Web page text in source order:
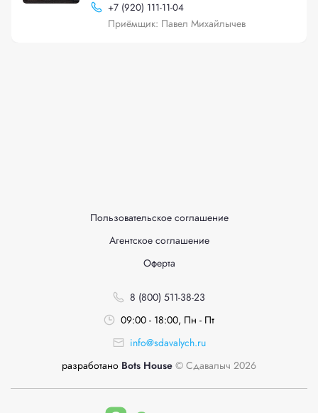
+7 (920) 111-11-04
Приёмщик: Павел Михайлычев
Пользовательское соглашение
Агентское соглашение
Оферта
8 (800) 511-38-23
09:00 - 18:00, Пн - Пт
info@sdavalych.ru
разработано Bots House © Сдавалыч 2026